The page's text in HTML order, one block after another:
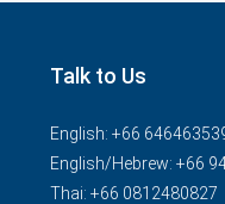
Talk to Us
English: +66
English/Hebrew: +66
Thai: +66 0812480827